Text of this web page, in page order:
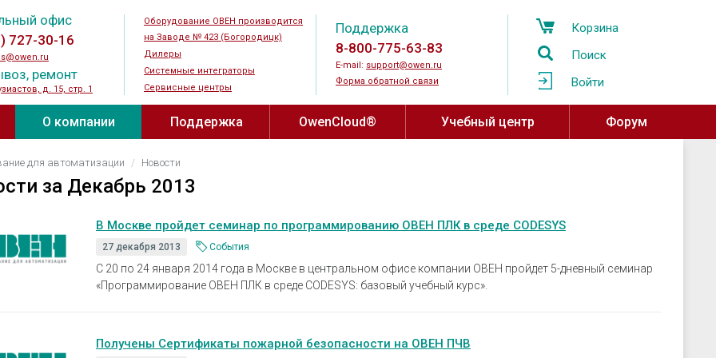
офис
727-30-16
ремонт
д. 15, стр. 1
Оборудование ОВЕН производится
на Заводе № 423 (Богородицк)
Дилеры
Системные интеграторы
Сервисные центры
Поддержка
8-800-775-63-83
E-mail: support@owen.ru
Форма обратной связи
Корзина
Поиск
Войти
для
Силовые и коммутационные
устройства
Устройства плавного пуска
Шаговые приводы
Дроссели
Датчики влажности и
Преобразователи давления
Датчики уровня
SCADA системы
↗
↗
О компании
Мероприятия
Журнал АиП ↗
Где купить
Поддержка
Видео
Прайс-лист
Полезные материалы ↗
OwenCloud® Учебный центр
Программа сотрудничества с
Онлайн-курсы на платформе Stepik
Форум
для автоматизации Новости
за Декабрь 2013
В Москве пройдет семинар по программированию ОВЕН ПЛК в среде CODESYS
27 декабря 2013 События
С 20 по 24 января 2014 года в Москве в центральном офисе компании ОВЕН пройдет 5-дневный семинар
«Программирование ОВЕН ПЛК в среде CODESYS: базовый учебный курс».
Получены Сертификаты пожарной безопасности на ОВЕН ПЧВ